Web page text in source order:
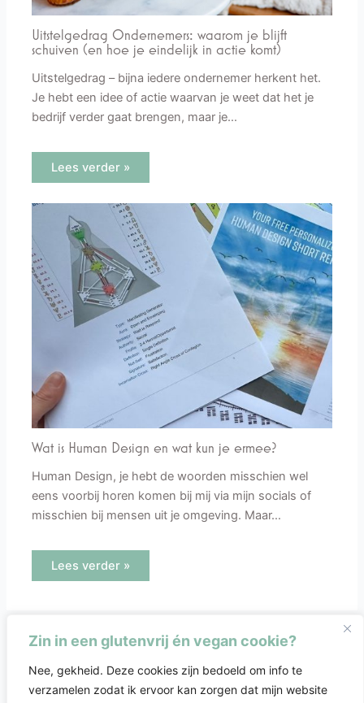
Zin in een glutenvrij én vegan cookie?
Nee, gekheid. Deze cookies zijn bedoeld om info te
verzamelen zodat ik ervoor kan zorgen dat mijn website
Uitstelgedrag Ondernemers: waarom je blijft
schuiven (en hoe je eindelijk in actie komt)
Uitstelgedrag – bijna iedere ondernemer herkent het.
Je hebt een idee of actie waarvan je weet dat het je
bedrijf verder gaat brengen, maar je…
Lees verder »
Wat is Human Design en wat kun je ermee?
Human Design, je hebt de woorden misschien wel
eens voorbij horen komen bij mij via mijn socials of
misschien bij mensen uit je omgeving. Maar…
Lees verder »